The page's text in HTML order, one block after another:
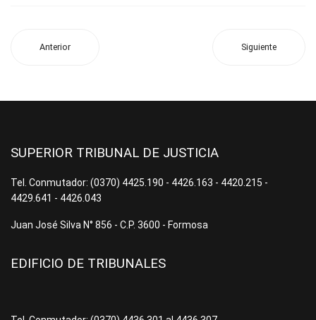
Anterior Siguiente
SUPERIOR TRIBUNAL DE JUSTICIA
Tel. Conmutador: (0370) 4425.190 - 4426.163 - 4420.215 -
4429.641 - 4426.043
Juan José Silva N° 856 - C.P. 3600 - Formosa
EDIFICIO DE TRIBUNALES